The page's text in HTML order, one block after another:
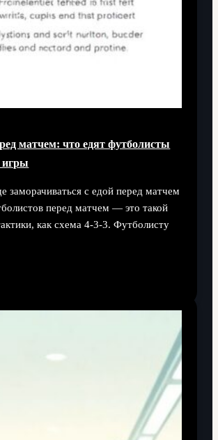
матчем: что едят футболисты
игры
заморачиваться с едой перед матчем
перед матчем — это такой
как схема 4‑3‑3. Футболисту